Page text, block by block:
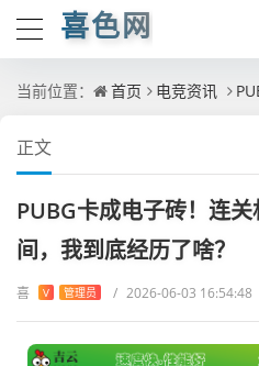
喜色网
当前位置： 首页 电竞资讯
正文
PUBG卡成电子砖！连
间，我到底经历了啥？
喜 V 管理员 / 2026-06-03 16:54:48